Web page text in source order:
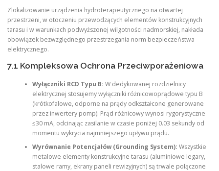
Zlokalizowanie urządzenia hydroterapeutycznego na otwartej
przestrzeni, w otoczeniu przewodzących elementów konstrukcyjnych
tarasu i w warunkach podwyższonej wilgotności nadmorskiej, nakłada
obowiązek bezwzględnego przestrzegania norm bezpieczeństwa
elektrycznego.
7.1 Kompleksowa Ochrona Przeciwporażeniowa
Wyłączniki RCD Typu B: W dedykowanej rozdzielnicy
elektrycznej stosujemy wyłączniki różnicowoprądowe typu B
(krótkofalowe, odporne na prądy odkształcone generowane
przez inwertery pomp). Prąd różnicowy wynosi rygorystyczne
≤30 mA, odcinając zasilanie w czasie poniżej 0.03 sekundy od
momentu wykrycia najmniejszego upływu prądu.
Wyrównanie Potencjałów (Grounding System): Wszystkie
metalowe elementy konstrukcyjne tarasu (aluminiowe legary,
stalowe ramy, ekrany paneli rewizyjnych) są trwale połączone